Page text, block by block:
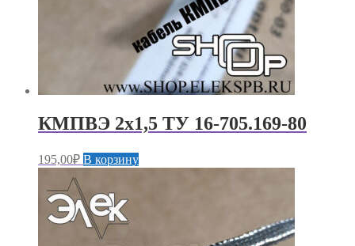
КМПВЭ 2х1,5 ТУ 16-705.169-80
195,00₽ В корзину